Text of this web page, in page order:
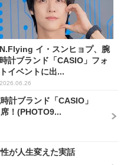
N.Flying イ・スンヒョプ、腕
時計ブランド「CASIO」フォ
トイベントに出...
2026.06.26
計ブランド「CASIO」
！(PHOTO9...
が人生変えた実話